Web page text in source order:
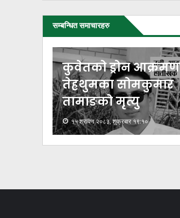
सम्बन्धित समाचारहरु
कुवेतको ड्रोन
तेह्रथुमका सोमकुमार
तामाङको मृत्यु
१५ श्रावण २०८३, शुक्रबार १९:१०